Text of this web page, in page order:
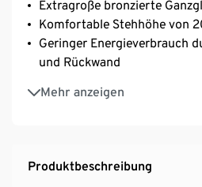
Extragroße bronzierte
Komfortable Stehhöhe von
Geringer Energieverbrauch
und Rückwand
Mehr anzeigen
Wartungsfreies Steck-
Nachspannen
2 Bänke aus Espenholz mit
Glattgehobeltes
Produktbeschreibung